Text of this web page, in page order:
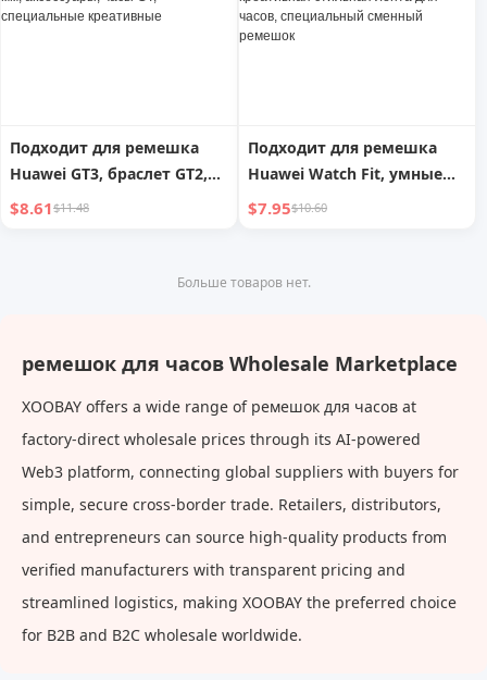
стильный ремешок для
часов Сменные аксессуары
Подходит для ремешка
Huawei GT3, браслет GT2,
Smart Pro, женский
женские часы 2, летнее
аксессуары, часы GT,
специальные креативные
$8.61$11.48
Подходит для ремешка
Huawei Watch Fit, умные
часы, ремешок Watchfit2,
элегантный спортивный
лента для часов,
специальный сменный
ремешок
$7.95$10.60
Больше товаров нет.
ремешок для часов Wholesale Marketplace
XOOBAY offers a wide range of ремешок для часов at
factory-direct wholesale prices through its AI-powered
Web3 platform, connecting global suppliers with buyers for
simple, secure cross-border trade. Retailers, distributors,
and entrepreneurs can source high-quality products from
verified manufacturers with transparent pricing and
streamlined logistics, making XOOBAY the preferred choice
for B2B and B2C wholesale worldwide.